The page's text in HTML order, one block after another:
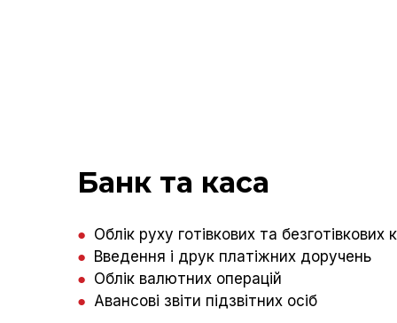
Банк та каса
● Облік руху готівкових та безготівкових
● Введення і друк платіжних доручень
● Облік валютних операцій
● Авансові звіти підзвітних осіб